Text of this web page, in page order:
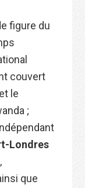
figure du
couvert
le
;
Londres
que